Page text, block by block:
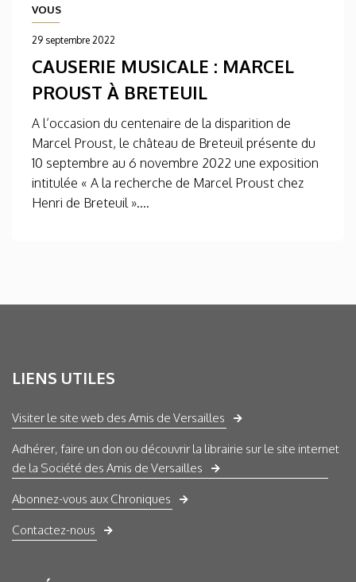
VOUS
29 septembre 2022
CAUSERIE MUSICALE : MARCEL
PROUST À BRETEUIL
A l’occasion du centenaire de la disparition de
Marcel Proust, le château de Breteuil présente du
10 septembre au 6 novembre 2022 une exposition
intitulée « A la recherche de Marcel Proust chez
Henri de Breteuil »....
LIENS UTILES
Visiter le site web des Amis de Versailles
Adhérer, faire un don ou découvrir la librairie sur le site internet
de la Société des Amis de Versailles
Abonnez-vous aux Chroniques
Contactez-nous